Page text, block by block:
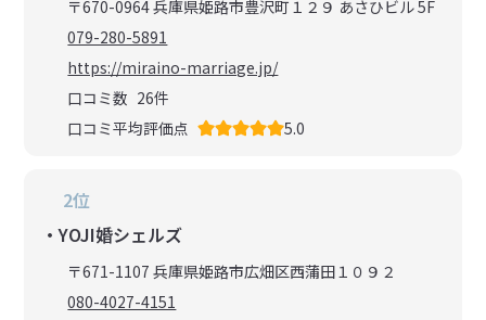
〒670-0964 兵庫県姫路市豊沢町１２９ あさひビル 5F
079-280-5891
https://miraino-marriage.jp/
口コミ数 26件
口コミ平均評価点
5.0
2位
・YOJI婚シェルズ
〒671-1107 兵庫県姫路市広畑区西蒲田１０９２
080-4027-4151